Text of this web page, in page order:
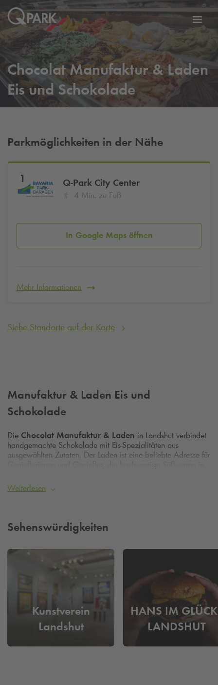
Zur
Chocolat Manufaktur & Laden
Eis und Schokolade
Parkmöglichkeiten in der Nähe
1 Q-Park City Center
4 Min. zu Fuß
In Google Maps öffnen
Mehr Informationen
Siehe Standorte auf der Karte
Manufaktur & Laden Eis und
Schokolade
Die Chocolat Manufaktur & Laden in Landshut verbindet
handgemachte Schokolade mit Eis‑Spezialitäten aus
ausgewählten Zutaten. Der Laden ist eine beliebte Adresse für
Komfortabel parken im Q‑Park City Center
Innenstadt.
Weiterlesen
Sehenswürdigkeiten
Kunstverein
Landshut
HANS IM
LANDSHUT